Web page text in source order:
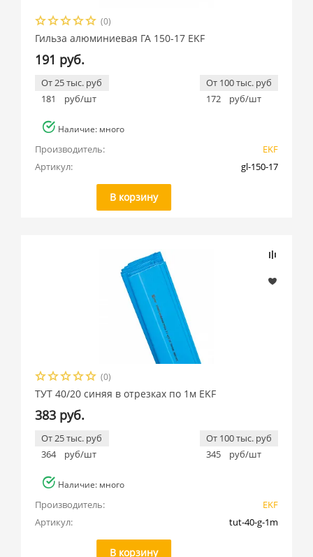
(0)
Гильза алюминиевая ГА 150-17 EKF
191 руб.
От 25 тыс. руб
181
руб/шт
От 100 тыс. руб
172
руб/шт
Наличие: много
Производитель:
EKF
Артикул:
gl-150-17
В корзину
(0)
ТУТ 40/20 синяя в отрезках по 1м EKF
383 руб.
От 25 тыс. руб
364
руб/шт
От 100 тыс. руб
345
руб/шт
Наличие: много
Производитель:
EKF
Артикул:
tut-40-g-1m
В корзину